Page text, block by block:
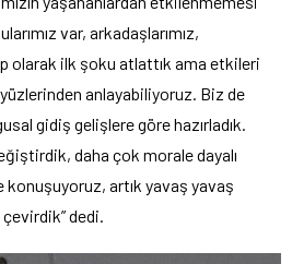
var, arkadaşlarımız,
olarak ilk şoku atlattık ama etkileri
anlayabiliyoruz. Biz de
gidiş gelişlere göre hazırladık.
daha çok morale dayalı
konuşuyoruz, artık yavaş yavaş
dedi.